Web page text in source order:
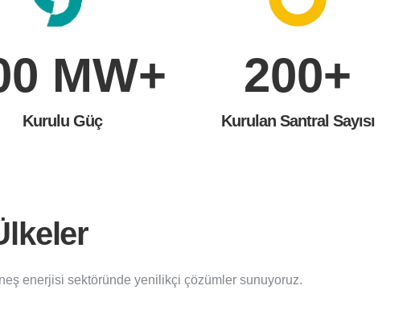
MW+
Kurulu Güç
200+
Kurulan Santral Sayısı
enerjisi sektöründe yenilikçi çözümler sunuyoruz.